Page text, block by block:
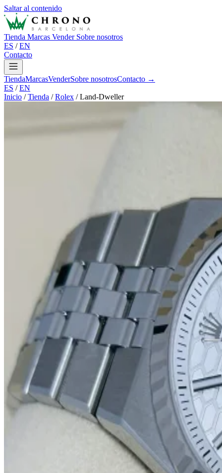
Saltar al contenido
Tienda Marcas Vender Sobre nosotros
ES / EN
Contacto
TiendaMarcasVenderSobre nosotrosContacto →
ES / EN
Inicio / Tienda / Rolex / Land-Dweller